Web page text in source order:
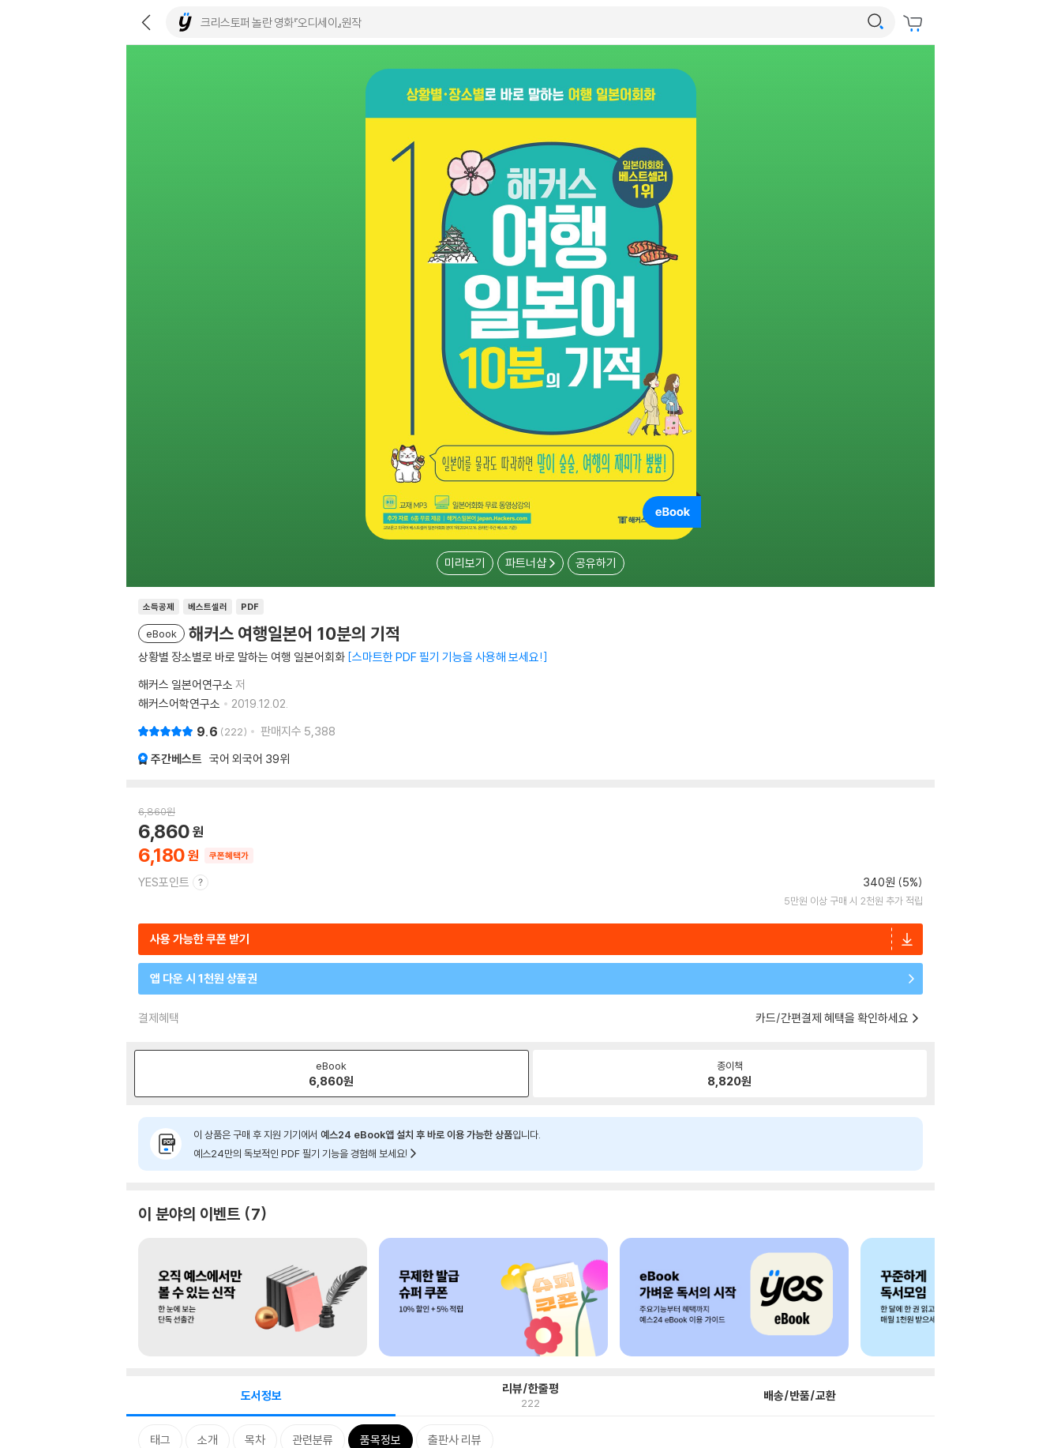
미리보기 파트너샵 공유하기
소득공제 베스트셀러 PDF
eBook 해커스 여행일본어 10분의 기적
상황별 장소별로 바로 말하는 여행 일본어회화 스마트한 PDF 필기 기능을 사용해 보세요!
해커스 일본어연구소 저
해커스어학연구소
2019.12.02.
9.6 222 판매지수 5,388
주간베스트 국어 외국어 39위
6,860원
6,180
6,860
쿠폰혜택가
YES포인트 340원 (5%)
5만원 이상 구매 시 2천원 추가 적립
사용 가능한 쿠폰 받기
앱 다운 시 1천원 상품권
결제혜택 카드/간편결제 혜택을 확인하세요
eBook
6,860원
종이책
8,820원
이 상품은 구매 후 지원 기기에서 예스24 eBook앱 설치 후 바로 이용 가능한 상품입니다.
예스24만의 독보적인 PDF 필기 기능을 경험해 보세요!
이 분야의 이벤트 7
도서정보 리뷰/한줄평
222 배송/반품/교환
태그 소개 목차 관련분류 품목정보 출판사 리뷰